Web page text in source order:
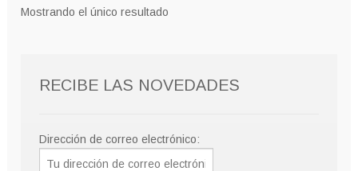
Mostrando el único resultado
RECIBE LAS NOVEDADES
Dirección de correo electrónico: